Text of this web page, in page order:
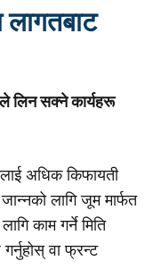
लागतबाट
लिन सक्ने कार्यहरू
अधिक किफायती
लागि जूम मार्फत
काम गर्ने मिति
वा फ्रन्ट